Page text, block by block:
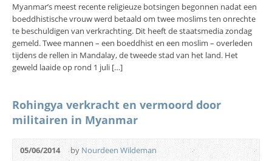
Myanmar’s meest recente religieuze botsingen begonnen nadat een
boeddhistische vrouw werd betaald om twee moslims ten onrechte
te beschuldigen van verkrachting. Dit heeft de staatsmedia zondag
gemeld. Twee mannen – een boeddhist en een moslim – overleden
tijdens de rellen in Mandalay, de tweede stad van het land. Het
geweld laaide op rond 1 juli […]
Rohingya verkracht en vermoord door
militairen in Myanmar
05/06/2014 by Nourdeen Wildeman